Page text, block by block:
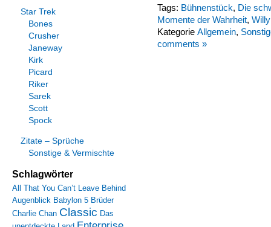
Tags: Bühnenstück, Die
Momente der Wahrheit,
Kategorie Allgemein,
comments »
Star Trek
Bones
Crusher
Janeway
Kirk
Picard
Riker
Sarek
Scott
Spock
Zitate – Sprüche
Sonstige & Vermischte
Schlagwörter
All That You Can’t Leave Behind
Augenblick Babylon 5 Brüder
Charlie Chan Classic Das